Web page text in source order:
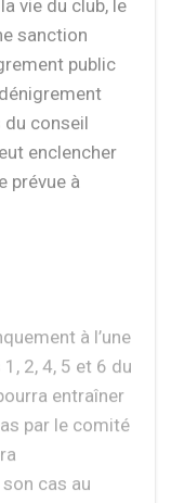
conseil
enclencher
prévue à
à l’une
cas au
selon la
la règle, ·
de la
·
encaissement